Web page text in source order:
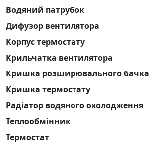
Водяний патрубок
Дифузор вентилятора
Корпус термостату
Крильчатка вентилятора
Кришка розширювального бачка
Кришка термостату
Радіатор водяного охолодження
Теплообмінник
Термостат